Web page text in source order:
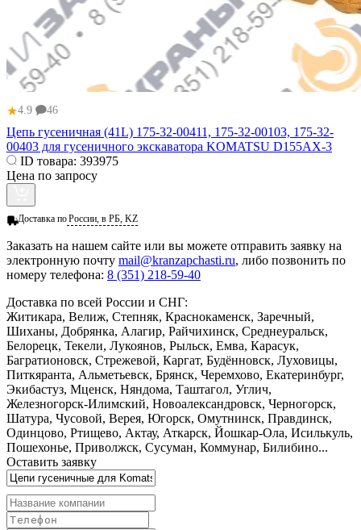
★4.9 46
Цепь гусеничная (41L) 175-32-00411, 175-32-00103, 175-32-
00403 для гусеничного экскаватора KOMATSU D155AX-3
ID товара: 393975
Цена по запросу
Доставка поРоссии, в РБ, KZ
Заказать на нашем сайте или вы можете отправить заявку на
электронную почту mail@kranzapchasti.ru, либо позвонить по
номеру телефона: 8 (351) 218-59-40
Доставка по всей России и СНГ:
Житикара, Велиж, Степняк, Краснокаменск, Заречный,
Шиханы, Добрянка, Алагир, Райчихинск, Среднеуральск,
Белорецк, Текели, Лукоянов, Рыльск, Емва, Карасук,
Багратионовск, Стрежевой, Каргат, Будённовск, Луховицы,
Питкяранта, Альметьевск, Брянск, Черемхово, Екатеринбург,
Экибастуз, Мценск, Няндома, Таштагол, Углич,
Железногорск-Илимский, Новоалександровск, Черногорск,
Шатура, Чусовой, Верея, Югорск, Омутнинск, Правдинск,
Одинцово, Ртищево, Актау, Аткарск, Йошкар-Ола, Исилькуль,
Пошехонье, Приволжск, Сусуман, Коммунар, Билибино...
Оставить заявку